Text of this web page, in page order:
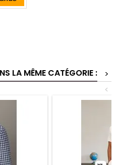
LA MÊME CATÉGORIE :
>
<